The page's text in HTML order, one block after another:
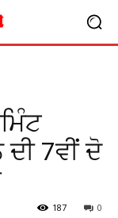
7ਵੀਂ ਦੋ
0
187